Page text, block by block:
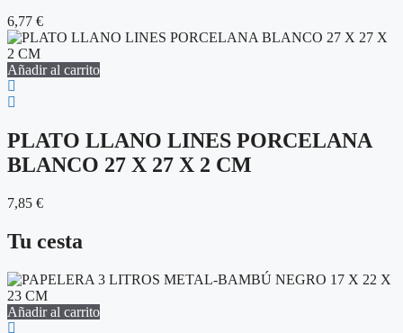
6,77 €
Añadir al carrito
PLATO LLANO LINES PORCELANA
BLANCO 27 X 27 X 2 CM
7,85 €
Tu cesta
Añadir al carrito